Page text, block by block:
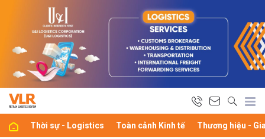
Thời sự - Logistics Toàn cảnh Kinh tế Thương hiệu -